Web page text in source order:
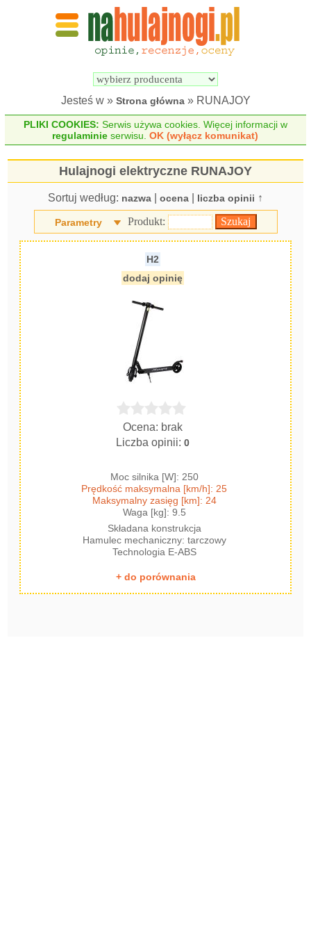
Wyszukiwarka
elektrycznych
Jesteś w » Strona główna» RUNAJOY
PLIKI COOKIES: Serwis używa cookies. Więcej informacji w
regulaminie serwisu.OK (wyłącz komunikat)
Hulajnogi elektryczne RUNAJOY
Sortuj według: nazwa ocena liczba opinii ↑
Parametry Produkt:
H2
dodaj opinię
Ocena: brak
Liczba opinii:0
Moc silnika [W]: 250
Prędkość maksymalna [km/h]: 25
Maksymalny zasięg [km]: 24
Waga [kg]: 9.5
Składana konstrukcja
Hamulec mechaniczny: tarczowy
Technologia E-ABS
+ do porównania